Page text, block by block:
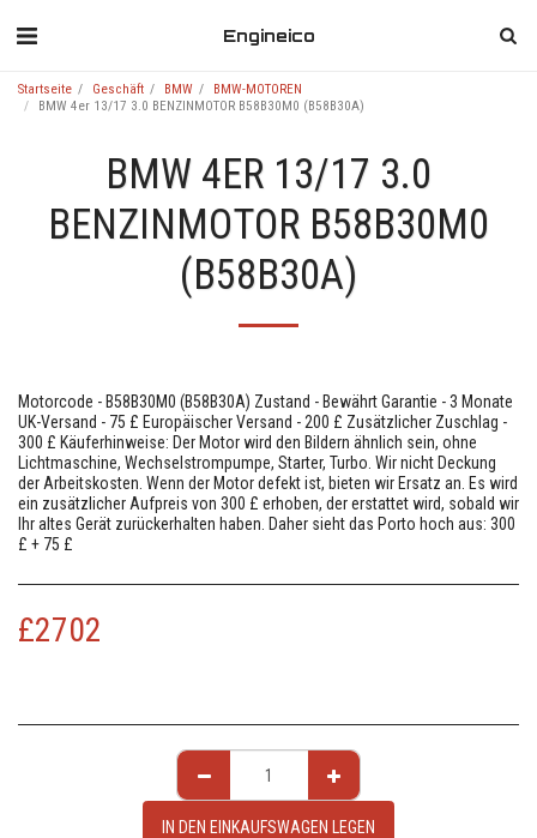
Engineico
Startseite Geschäft BMW
BMW-MOTOREN
BMW 4er 13/17 3.0 BENZINMOTOR B58B30M0 (B58B30A)
BMW 4ER 13/17 3.0
BENZINMOTOR B58B30M0
(B58B30A)
Motorcode - B58B30M0 (B58B30A) Zustand - Bewährt Garantie - 3 Monate
UK-Versand - 75 £ Europäischer Versand - 200 £ Zusätzlicher Zuschlag -
300 £ Käuferhinweise: Der Motor wird den Bildern ähnlich sein, ohne
Lichtmaschine, Wechselstrompumpe, Starter, Turbo. Wir nicht Deckung
der Arbeitskosten. Wenn der Motor defekt ist, bieten wir Ersatz an. Es wird
ein zusätzlicher Aufpreis von 300 £ erhoben, der erstattet wird, sobald wir
Ihr altes Gerät zurückerhalten haben. Daher sieht das Porto hoch aus: 300
£ + 75 £
£2702
IN DEN EINKAUFSWAGEN LEGEN